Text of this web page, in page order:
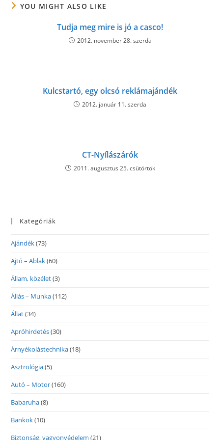
YOU MIGHT ALSO LIKE
Tudja meg mire is jó a casco!
2012. november 28. szerda
Kulcstartó, egy olcsó reklámajándék
2012. január 11. szerda
CT-Nyílászárók
2011. augusztus 25. csütörtök
Kategóriák
Ajándék(73)
Ajtó – Ablak(60)
Állam, közélet(3)
Állás – Munka(112)
Állat(34)
Apróhirdetés(30)
Árnyékolástechnika(18)
Asztrológia(5)
Autó – Motor(160)
Babaruha(8)
Bankok(10)
Biztonság, vagyonvédelem (21)